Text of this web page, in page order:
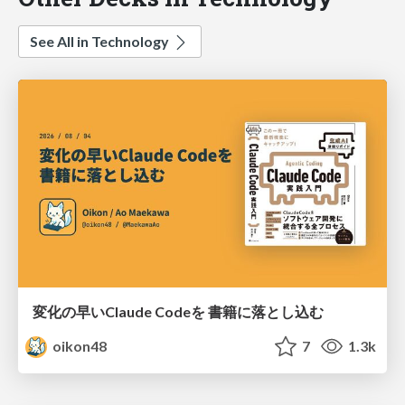
See All in Technology
変化の早いClaude Codeを 書籍に落とし込む
oikon48
7 1.3k